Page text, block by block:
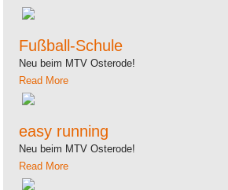
Fußball-Schule
Neu beim MTV Osterode!
Read More
easy running
Neu beim MTV Osterode!
Read More